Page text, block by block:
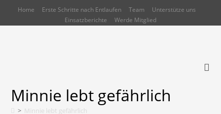
Home Erste Schritte nach Entlaufen Team
Unterstütze uns
Einsatzberichte
Werde Mitglied
Minnie lebt gefährlich
> Minnie lebt gefährlich